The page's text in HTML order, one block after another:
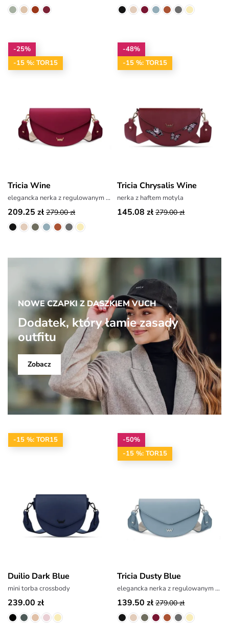
-25%
-15 %: TOR15
Tricia Wine
elegancka nerka z regulowanym paskiem
209.25 zł 279.00 zł
-48%
-15 %: TOR15
Tricia Chrysalis Wine
nerka z haftem motyla
145.08 zł 279.00 zł
NOWE CZAPKI Z DASZKIEM VUCH
Dodatek, który łamie zasady
outfitu
Zobacz
-15 %: TOR15
Duilio Dark Blue
mini torba crossbody
239.00 zł
-50%
-15 %: TOR15
Tricia Dusty Blue
elegancka nerka z regulowanym paskiem
139.50 zł 279.00 zł